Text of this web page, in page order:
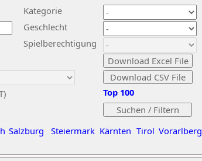
Kategorie
Geschlecht
Spielberechtigung
Salzburg Steiermark Kärnten Tirol Vorarlberg
Top 100